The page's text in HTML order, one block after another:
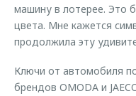
машину в лотерее. Это
цвета. Мне кажется
продолжила эту
Ключи от автомобиля
брендов OMODA и